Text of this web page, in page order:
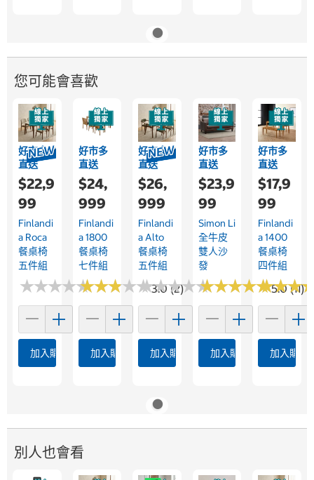
您可能會喜歡
好市多
直送
$22,9
99
Finlandi
A Roca
餐桌椅
五件組
★★★★★
★★★★★
加入購物車
好市多
直送
$24,
999
Finlandi
A 1800
餐桌椅
七件組
★★★★★
★★★★★3.0 (2)
加入購物車
好市多
直送
$26,
999
Finlandi
A Alto
餐桌椅
五件組
★★★★★
★★★★★
加入購物車
好市多
直送
$23,9
99
Simon Li
全牛皮
雙人沙
發
★★★★★
★★★★★5.0 (11)
加入購物車
好市多
直送
$17,9
99
Finlandi
A 1400
餐桌椅
四件組
★★★
★★★
加入購物
別人也會看